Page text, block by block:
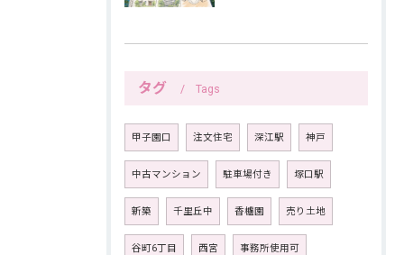
タグ Tags
甲子園口 注文住宅 深江駅 神戸
中古マンション 駐車場付き 塚口駅
新築 千里丘中 香櫨園 売り土地
谷町6丁目 西宮 事務所使用可